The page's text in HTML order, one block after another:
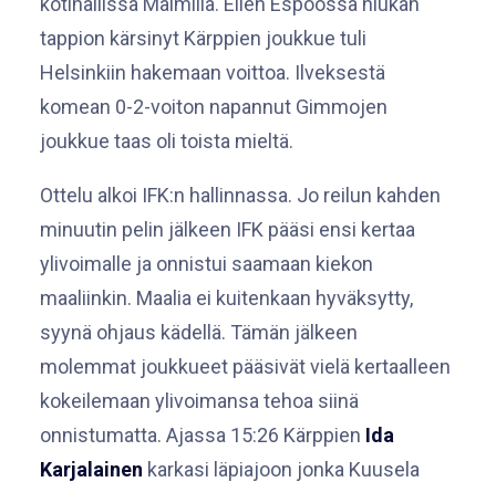
tappion kärsinyt Kärppien joukkue tuli
Helsinkiin hakemaan voittoa. Ilveksestä
komean 0-2-voiton napannut Gimmojen
joukkue taas oli toista mieltä.
Ottelu alkoi IFK:n hallinnassa. Jo reilun kahden
minuutin pelin jälkeen IFK pääsi ensi kertaa
ylivoimalle ja onnistui saamaan kiekon
maaliinkin. Maalia ei kuitenkaan hyväksytty,
syynä ohjaus kädellä. Tämän jälkeen
molemmat joukkueet pääsivät vielä kertaalleen
kokeilemaan ylivoimansa tehoa siinä
onnistumatta. Ajassa 15:26 Kärppien Ida
Karjalainen karkasi läpiajoon jonka Kuusela